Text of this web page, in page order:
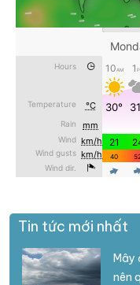
Tin tức mới nhất
Mây
nên